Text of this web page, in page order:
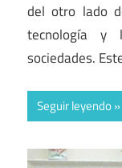
del otro lado
tecnología y
sociedades.
Seguir leyendo